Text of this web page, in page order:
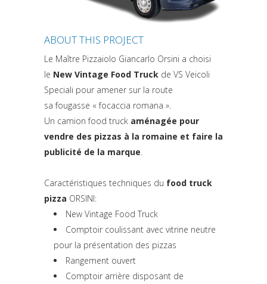
ABOUT THIS PROJECT
Le Maître Pizzaiolo Giancarlo Orsini a choisi
le New Vintage Food Truck de VS Veicoli
Speciali pour amener sur la route
sa fougasse « focaccia romana ».
Un camion food truck aménagée pour
vendre des pizzas à la romaine et faire la
publicité de la marque.
Caractéristiques techniques du food truck
pizza ORSINI:
New Vintage Food Truck
Comptoir coulissant avec vitrine neutre
pour la présentation des pizzas
Rangement ouvert
Comptoir arrière disposant de